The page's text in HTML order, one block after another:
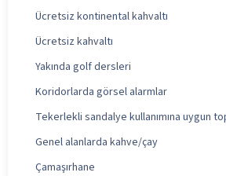
Ücretsiz kontinental kahvaltı
Ücretsiz kahvaltı
Yakında golf dersleri
Koridorlarda görsel alarmlar
Tekerlekli sandalye kullanımına uygun
Genel alanlarda kahve/çay
Çamaşırhane